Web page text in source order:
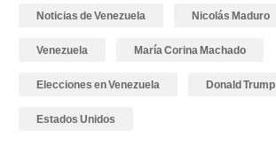
Noticias de Venezuela Nicolás Maduro
Venezuela María Corina Machado
Elecciones en Venezuela Donald Trump
Estados Unidos